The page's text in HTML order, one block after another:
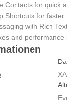
Contacts for quick
Shortcuts for faster
with Rich
and